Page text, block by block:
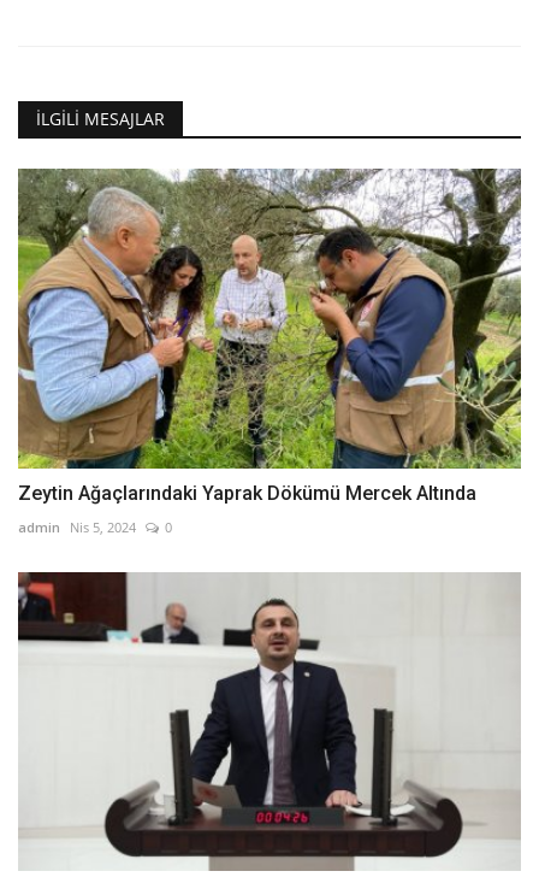
İLGILI MESAJLAR
Zeytin Ağaçlarındaki Yaprak Dökümü Mercek Altında
admin Nis 5, 2024 0